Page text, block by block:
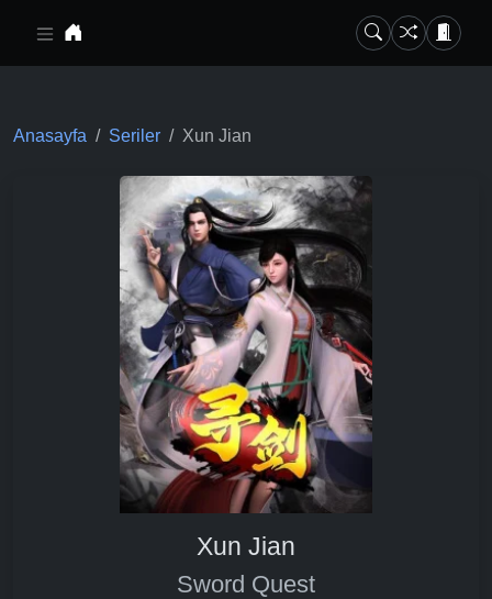
Anasayfa Seriler Xun Jian
Xun Jian
Sword Quest